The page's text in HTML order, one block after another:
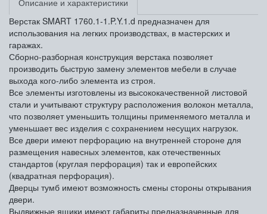
Описание и характеристики
Верстак SMART 1760.1-1.P.Y.1.d предназначен для
использования на легких производствах, в мастерских и
гаражах.
Сборно-разборная конструкция верстака позволяет
производить быструю замену элементов мебели в случае
выхода кого-либо элемента из строя.
Все элементы изготовлены из высококачественной листовой
стали и учитывают структуру расположения волокон металла,
что позволяет уменьшить толщины применяемого металла и
уменьшает вес изделия с сохранением несущих нагрузок.
Все двери имеют перфорацию на внутренней стороне для
размещения навесных элементов, как отечественных
стандартов (круглая перфорация) так и европейских
(квадратная перфорация).
Дверцы тумб имеют возможность смены стороны открывания
двери.
Выдвижные ящики имеют габариты предназначенные для